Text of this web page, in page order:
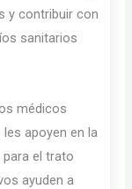
y contribuir con
sanitarios
médicos
apoyen en la
el trato
ayuden a